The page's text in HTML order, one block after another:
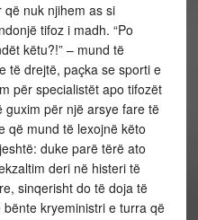
nuk njihem as si
tifoz i madh. “Po
këtu?!” – mund të
të drejtë, paçka se sporti e
për specialistët apo tifozët
guxim për një arsye fare të
që mund të lexojnë këto
duke parë tërë ato
deri në histeri të
sinqerisht do të doja të
bënte kryeministri e turra që